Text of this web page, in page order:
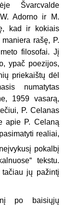
Švarcvalde
Adorno ir M.
kad ir kokiais
rašę, P.
filosofai. Jį
ypač poezijos,
priekaištų dėl
numatytas
1959 vasarą,
P. Celanas
apie P. Celaną
realiai,
pokalbį
tekstu.
jų pažintį
po baisiųjų